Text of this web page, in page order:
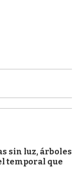
sin luz, árboles
temporal que